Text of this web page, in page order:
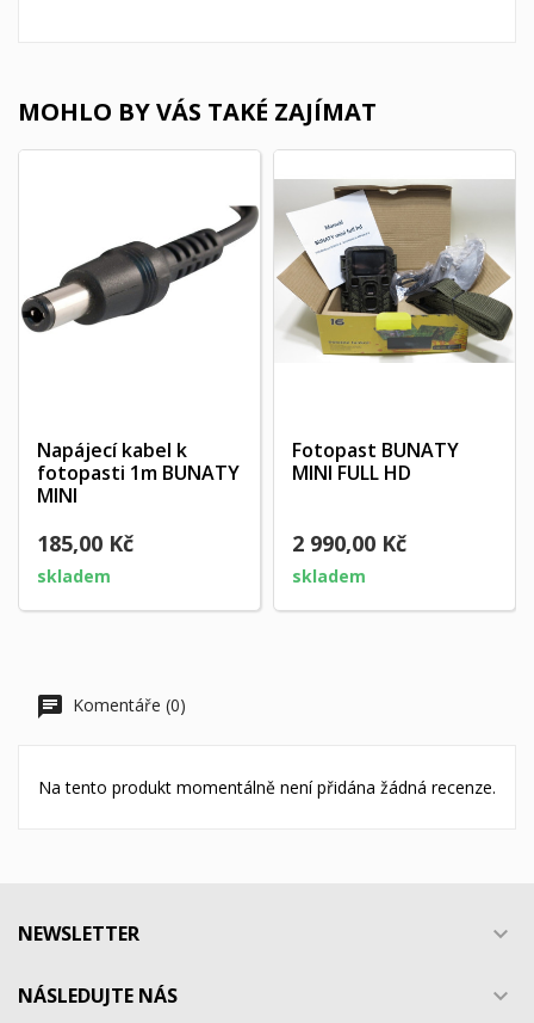
MOHLO BY VÁS TAKÉ ZAJÍMAT
Napájecí kabel k
fotopasti 1m BUNATY
MINI
185,00 Kč
skladem
Fotopast BUNATY
MINI FULL HD
2 990,00 Kč
skladem
Komentáře (0)
Na tento produkt momentálně není přidána žádná recenze.
NEWSLETTER 
NÁSLEDUJTE NÁS 